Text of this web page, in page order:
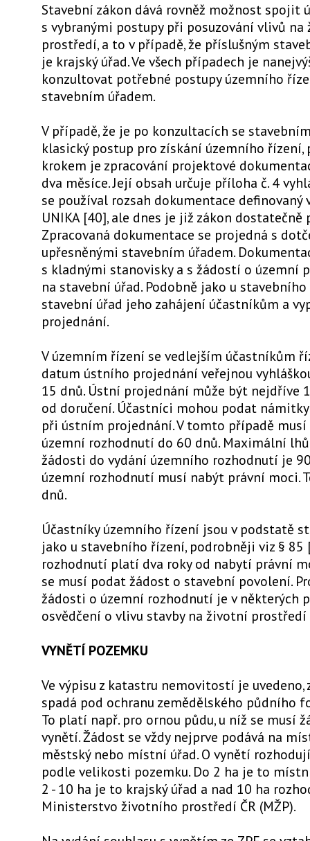
Stavební zákon dává rovněž možnost spojit
s vybranými postupy při posuzování vlivů
prostředí, a to v případě, že příslušným
je krajský úřad. Ve všech případech je
konzultovat potřebné postupy územního
stavebním úřadem.
V případě, že je po konzultacích se
klasický postup pro získání územního řízení,
krokem je zpracování projektové
dva měsíce. Její obsah určuje příloha č. 4
se používal rozsah dokumentace definovaný
UNIKA [40], ale dnes je již zákon dostatečně
Zpracovaná dokumentace se projedná s
upřesněnými stavebním úřadem.
s kladnými stanovisky a s žádostí o územní
na stavební úřad. Podobně jako u
stavební úřad jeho zahájení účastníkům a
projednání.
V územním řízení se vedlejším účastníkům
datum ústního projednání veřejnou
15 dnů. Ústní projednání může být nejdříve
od doručení. Účastníci mohou podat
při ústním projednání. V tomto případě musí
územní rozhodnutí do 60 dnů. Maximální
žádosti do vydání územního rozhodnutí je
územní rozhodnutí musí nabýt právní moci.
dnů.
Účastníky územního řízení jsou v podstatě
jako u stavebního řízení, podrobněji viz § 85
rozhodnutí platí dva roky od nabytí právní
se musí podat žádost o stavební povolení.
žádosti o územní rozhodnutí je v některých
osvědčení o vlivu stavby na životní prostředí
VYNĚTÍ POZEMKU
Ve výpisu z katastru nemovitostí je uvedeno,
spadá pod ochranu zemědělského půdního
To platí např. pro ornou půdu, u níž se musí
vynětí. Žádost se vždy nejprve podává na
městský nebo místní úřad. O vynětí
podle velikosti pozemku. Do 2 ha je to
2 - 10 ha je to krajský úřad a nad 10 ha
Ministerstvo životního prostředí ČR (MŽP).